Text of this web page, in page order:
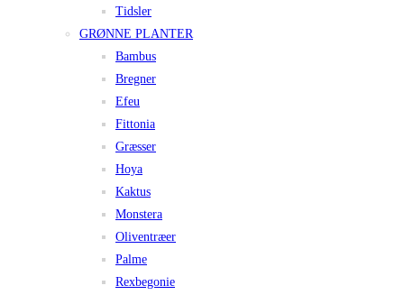
Tidsler
GRØNNE PLANTER
Bambus
Bregner
Efeu
Fittonia
Græsser
Hoya
Kaktus
Monstera
Oliventræer
Palme
Rexbegonie